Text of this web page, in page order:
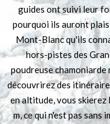
guides ont suivi leur
pourquoi ils auront
Mont-Blanc qu'ils
hors-pistes des
poudreuse chamoniarde
découvrirez des
en altitude, vous skierez
m, ce qui n'est pas sans